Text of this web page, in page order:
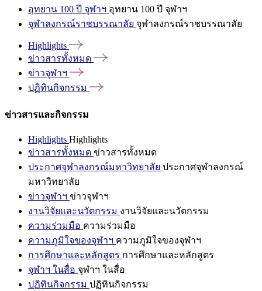
อุทยาน 100 ปี จุฬาฯ อุทยาน 100 ปี จุฬาฯ
จุฬาลงกรณ์ราชบรรณาลัย จุฬาลงกรณ์ราชบรรณาลัย
Highlights
ข่าวสารทั้งหมด
ข่าวจุฬาฯ
ปฏิทินกิจกรรม
ข่าวสารและกิจกรรม
Highlights Highlights
ข่าวสารทั้งหมด ข่าวสารทั้งหมด
ประกาศจุฬาลงกรณ์มหาวิทยาลัย ประกาศจุฬาลงกรณ์
มหาวิทยาลัย
ข่าวจุฬาฯ ข่าวจุฬาฯ
งานวิจัยและนวัตกรรม งานวิจัยและนวัตกรรม
ความร่วมมือ ความร่วมมือ
ความภูมิใจของจุฬาฯ ความภูมิใจของจุฬาฯ
การศึกษาและหลักสูตร การศึกษาและหลักสูตร
จุฬาฯ ในสื่อ จุฬาฯ ในสื่อ
ปฏิทินกิจกรรม ปฏิทินกิจกรรม